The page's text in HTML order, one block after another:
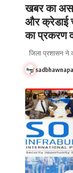
खबर का
और क्रेडाई
का प्रकरण
जिला प्रशासन ने